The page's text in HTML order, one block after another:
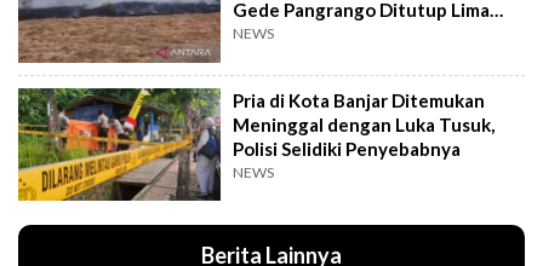
Gede Pangrango Ditutup Lima
Hari
NEWS
Pria di Kota Banjar Ditemukan
Meninggal dengan Luka Tusuk,
Polisi Selidiki Penyebabnya
NEWS
Berita Lainnya